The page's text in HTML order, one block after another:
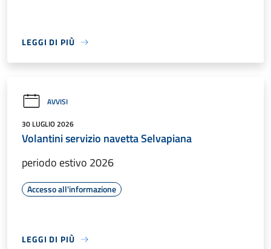
LEGGI DI PIÙ
AVVISI
30 LUGLIO 2026
Volantini servizio navetta Selvapiana
periodo estivo 2026
Accesso all'informazione
LEGGI DI PIÙ